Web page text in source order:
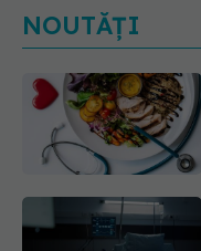
NOUTĂȚI